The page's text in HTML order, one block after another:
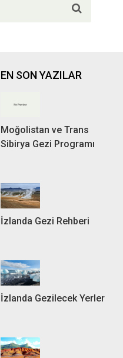
EN SON YAZILAR
Moğolistan ve Trans
Sibirya Gezi Programı
İzlanda Gezi Rehberi
İzlanda Gezilecek Yerler